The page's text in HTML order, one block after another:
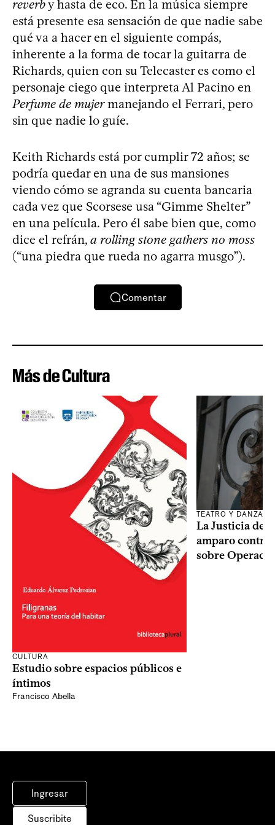
reverby hasta de eco. En la música siempre
está presente esa sensación de que nadie sabe
qué va a hacer en el siguiente compás,
inherente a la forma de tocar la guitarra de
Richards, quien con su Telecaster es como el
personaje ciego que interpreta Al Pacino en
Perfume de mujermanejando el Ferrari, pero
sin que nadie lo guíe.
Keith Richards está por cumplir 72 años; se
podría quedar en una de sus mansiones
viendo cómo se agranda su cuenta bancaria
cada vez que Scorsese usa “Gimme Shelter”
en una película. Pero él sabe bien que, como
dice el refrán, a rolling stone gathers no moss
(“una piedra que rueda no agarra musgo”).
Comentar
Más de Cultura
CULTURA
Estudio sobre espacios públicos e
íntimos
Francisco Abella
TEATRO Y DANZA
La Justicia
amparo contra
sobre
Ingresar
Suscribite